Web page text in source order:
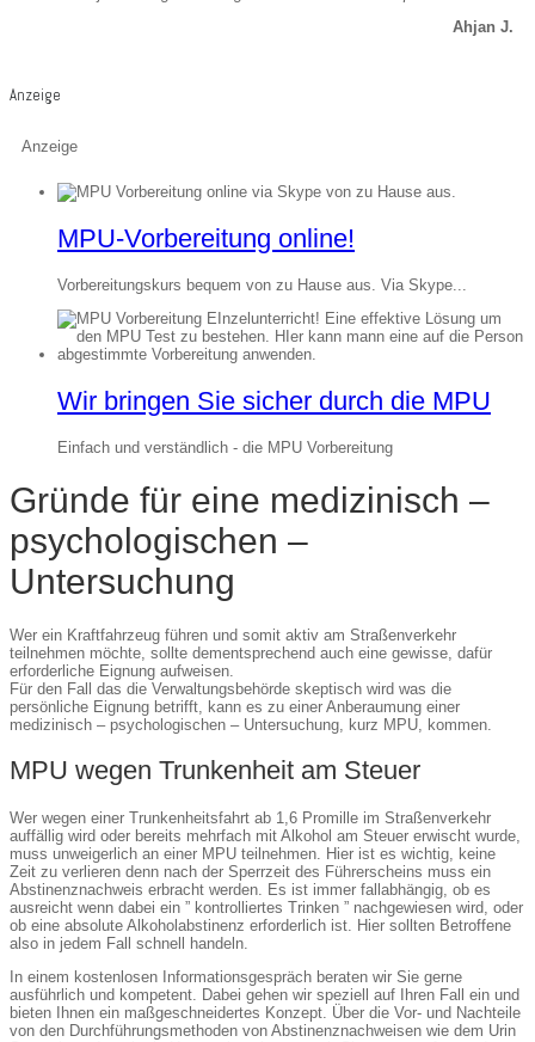
Ahjan J.
Anzeige
Anzeige
MPU-Vorbereitung online!
Vorbereitungskurs bequem von zu Hause aus. Via Skype...
Wir bringen Sie sicher durch die MPU
Einfach und verständlich - die MPU Vorbereitung
Gründe für eine medizinisch –
psychologischen –
Untersuchung
Wer ein Kraftfahrzeug führen und somit aktiv am Straßenverkehr
teilnehmen möchte, sollte dementsprechend auch eine gewisse, dafür
erforderliche Eignung aufweisen.
Für den Fall das die Verwaltungsbehörde skeptisch wird was die
persönliche Eignung betrifft, kann es zu einer Anberaumung einer
medizinisch – psychologischen – Untersuchung, kurz MPU, kommen.
MPU wegen Trunkenheit am Steuer
Wer wegen einer Trunkenheitsfahrt ab 1,6 Promille im Straßenverkehr
auffällig wird oder bereits mehrfach mit Alkohol am Steuer erwischt wurde,
muss unweigerlich an einer MPU teilnehmen. Hier ist es wichtig, keine
Zeit zu verlieren denn nach der Sperrzeit des Führerscheins muss ein
Abstinenznachweis erbracht werden. Es ist immer fallabhängig, ob es
ausreicht wenn dabei ein ” kontrolliertes Trinken ” nachgewiesen wird, oder
ob eine absolute Alkoholabstinenz erforderlich ist. Hier sollten Betroffene
also in jedem Fall schnell handeln.
In einem kostenlosen Informationsgespräch beraten wir Sie gerne
ausführlich und kompetent. Dabei gehen wir speziell auf Ihren Fall ein und
bieten Ihnen ein maßgeschneidertes Konzept. Über die Vor- und Nachteile
von den Durchführungsmethoden von Abstinenznachweisen wie dem Urin